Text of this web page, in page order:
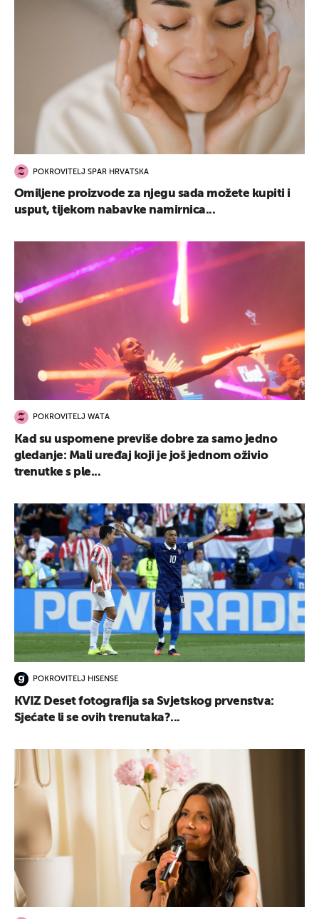
POKROVITELJ SPAR HRVATSKA
Omiljene proizvode za njegu sada možete kupiti i
usput, tijekom nabavke namirnica...
POKROVITELJ WATA
Kad su uspomene previše dobre za samo jedno
gledanje: Mali uređaj koji je još jednom oživio
trenutke s ple...
POKROVITELJ HISENSE
KVIZ Deset fotografija sa Svjetskog prvenstva:
Sjećate li se ovih trenutaka?...
UKLJUČITE NOTIFIKACIJE